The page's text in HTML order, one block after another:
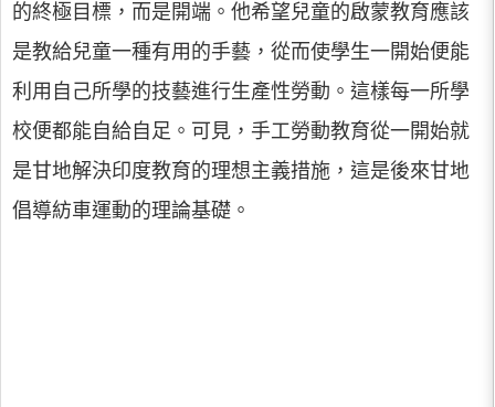
的終極目標，而是開端。他希望兒童的啟蒙教育應該
是教給兒童一種有用的手藝，從而使學生一開始便能
利用自己所學的技藝進行生產性勞動。這樣每一所學
校便都能自給自足。可見，手工勞動教育從一開始就
是甘地解決印度教育的理想主義措施，這是後來甘地
倡導紡車運動的理論基礎。